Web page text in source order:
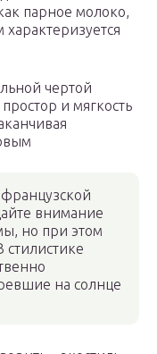
парное молоко,
чертой
и мягкость
французской
внимание
но при этом
на солнце